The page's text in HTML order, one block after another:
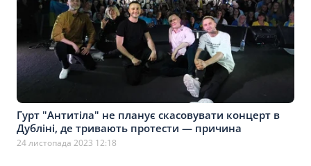
Гурт "Антитіла" не планує скасовувати концерт в
Дубліні, де тривають протести — причина
24 листопада 2023 12:18